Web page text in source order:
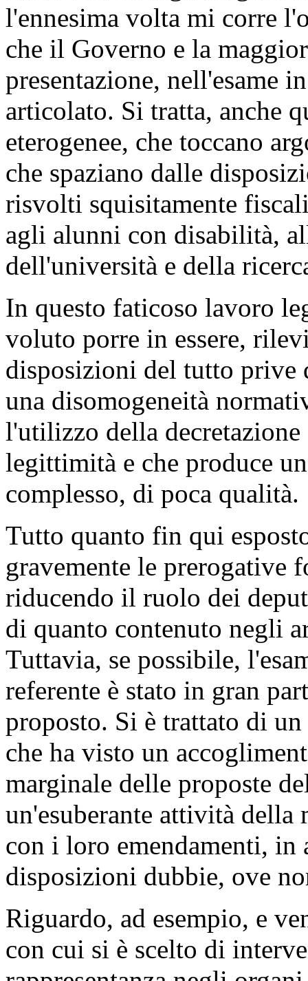
NAIKE GRUPPIONI(IV-
onorevoli colleghi, signor
l'ennesima volta mi corre
che il Governo e la
presentazione, nell'esame
articolato. Si tratta, anche
eterogenee, che toccano
che spaziano dalle
risvolti squisitamente
agli alunni con disabilità,
dell'università e della
In questo faticoso lavoro
voluto porre in essere,
disposizioni del tutto prive
una disomogeneità
l'utilizzo della decretazione
legittimità e che produce
complesso, di poca qualità.
Tutto quanto fin qui
gravemente le prerogative
riducendo il ruolo dei
di quanto contenuto negli
Tuttavia, se possibile,
referente è stato in gran
proposto. Si è trattato di
che ha visto un
marginale delle proposte
un'esuberante attività della
con i loro emendamenti, in
disposizioni dubbie, ove